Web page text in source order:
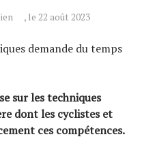
, le 22 août 2023
demande du temps
sur les techniques
dont les cyclistes et
ces compétences.